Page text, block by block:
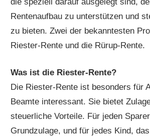
Rentenaufbau zu unterstützen und
zu bieten. Zwei der bekanntesten
Riester-Rente und die Rürup-Rente.
Was ist die Riester-Rente?
Die Riester-Rente ist besonders für
Beamte interessant. Sie bietet
steuerliche Vorteile. Für jeden
Grundzulage, und für jedes Kind, das